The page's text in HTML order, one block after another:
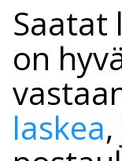
Saatat
on
laskea